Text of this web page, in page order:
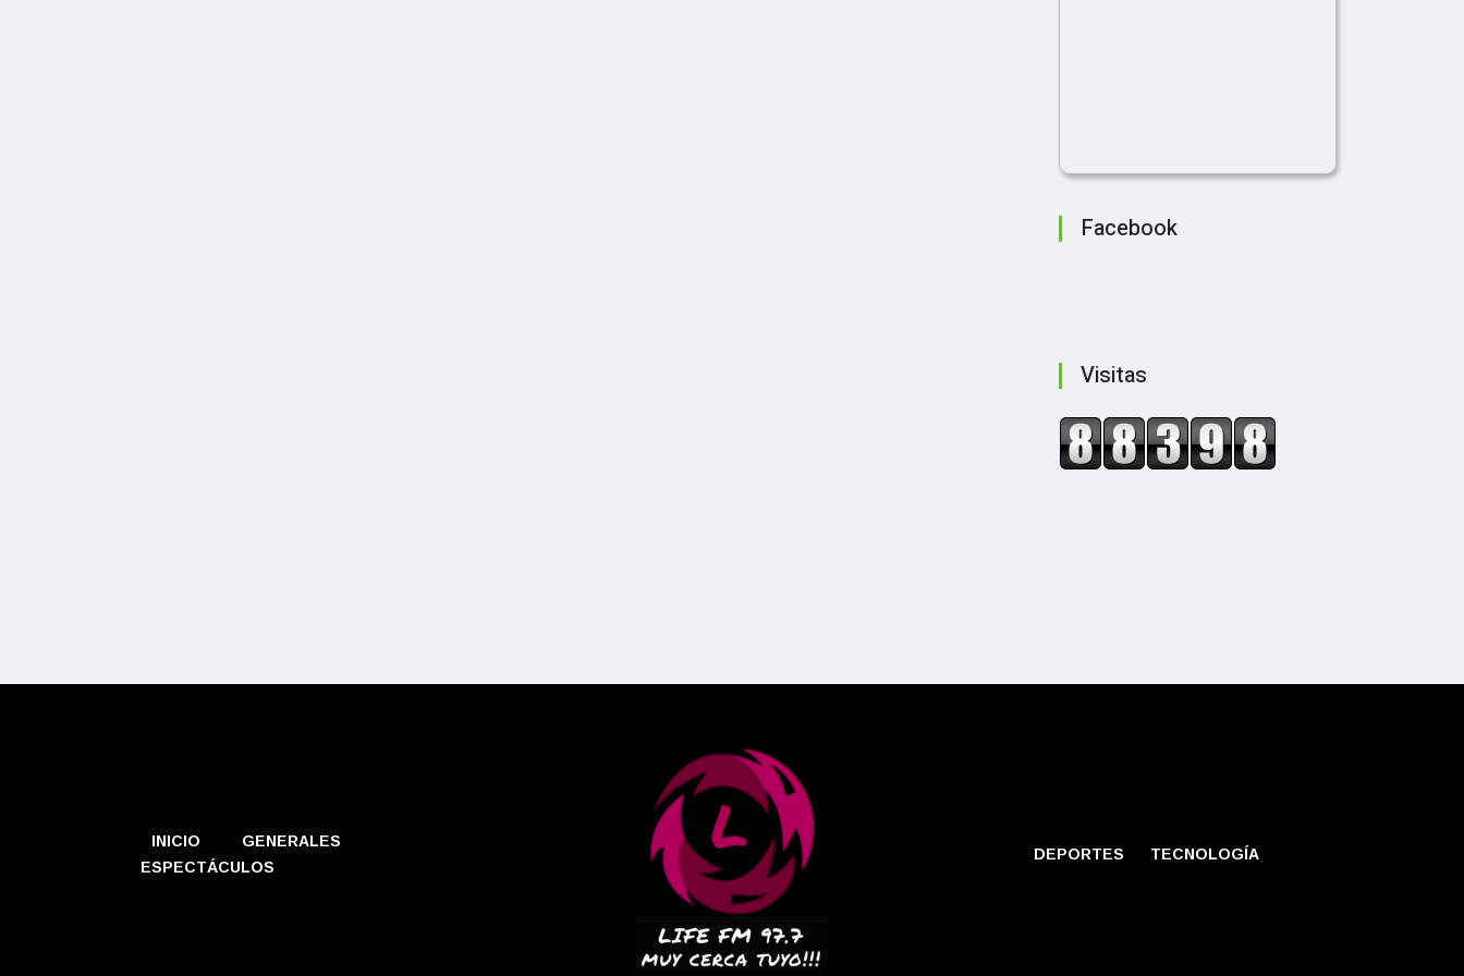
Facebook
Visitas
INICIO
GENERALES
ESPECTÁCULOS
DEPORTES TECNOLOGÍA